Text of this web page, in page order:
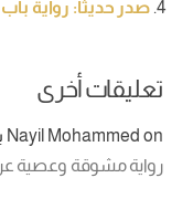
صدر حديثًا: رواية
تعليقات أخرى
Nayil Mohammed on
رواية مشوقة وعصية عن